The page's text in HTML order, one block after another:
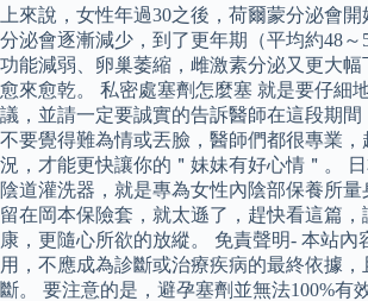
上來說，女性年過30之後，荷爾蒙分泌會
分泌會逐漸減少，到了更年期（平均約48
功能減弱、卵巢萎縮，雌激素分泌又更大
愈來愈乾。 私密處塞劑怎麼塞 就是要仔細
議，並請一定要誠實的告訴醫師在這段期間
不要覺得難為情或丟臉，醫師們都很專業
況，才能更快讓你的＂妹妹有好心情＂。
陰道灌洗器，就是專為女性內陰部保養所
留在岡本保險套，就太遜了，趕快看這篇
康，更隨心所欲的放縱。 免責聲明- 本站內
用，不應成為診斷或治療疾病的最終依據
斷。 要注意的是，避孕塞劑並無法100%有